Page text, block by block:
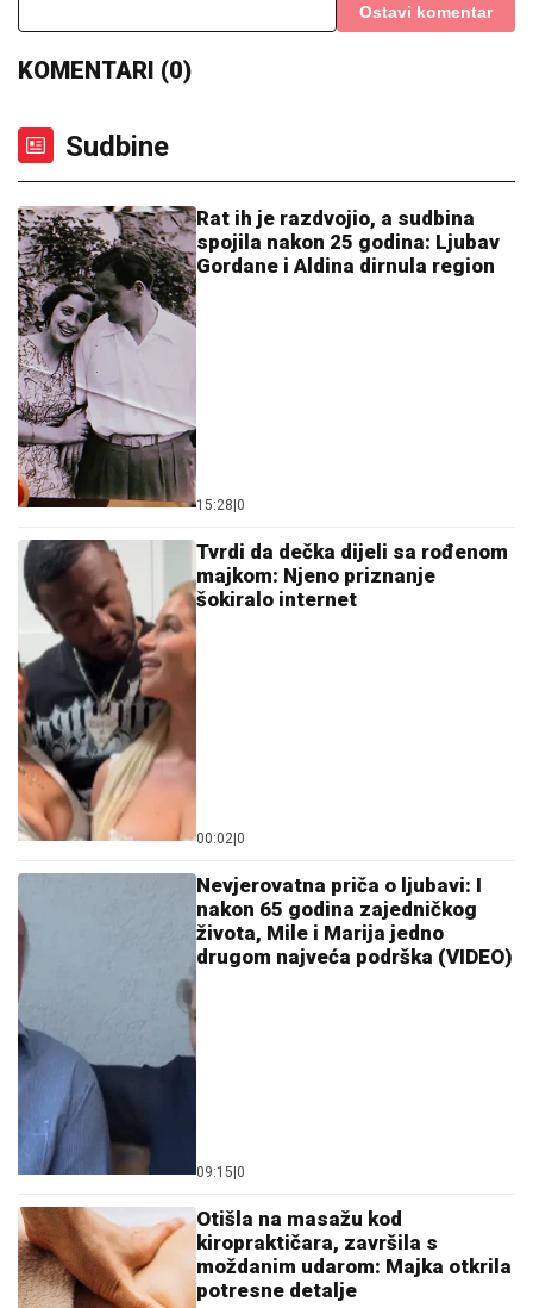
Ostavi komentar
KOMENTARI (0)
Sudbine
Rat ih je razdvojio, a sudbina
spojila nakon 25 godina: Ljubav
Gordane i Aldina dirnula region
15:28 0
Tvrdi da dečka dijeli sa rođenom
majkom: Njeno priznanje
šokiralo internet
00:02 0
Nevjerovatna priča o ljubavi: I
nakon 65 godina zajedničkog
života, Mile i Marija jedno
drugom najveća podrška (VIDEO)
09:15 0
Otišla na masažu kod
kiropraktičara, završila s
moždanim udarom: Majka otkrila
potresne detalje